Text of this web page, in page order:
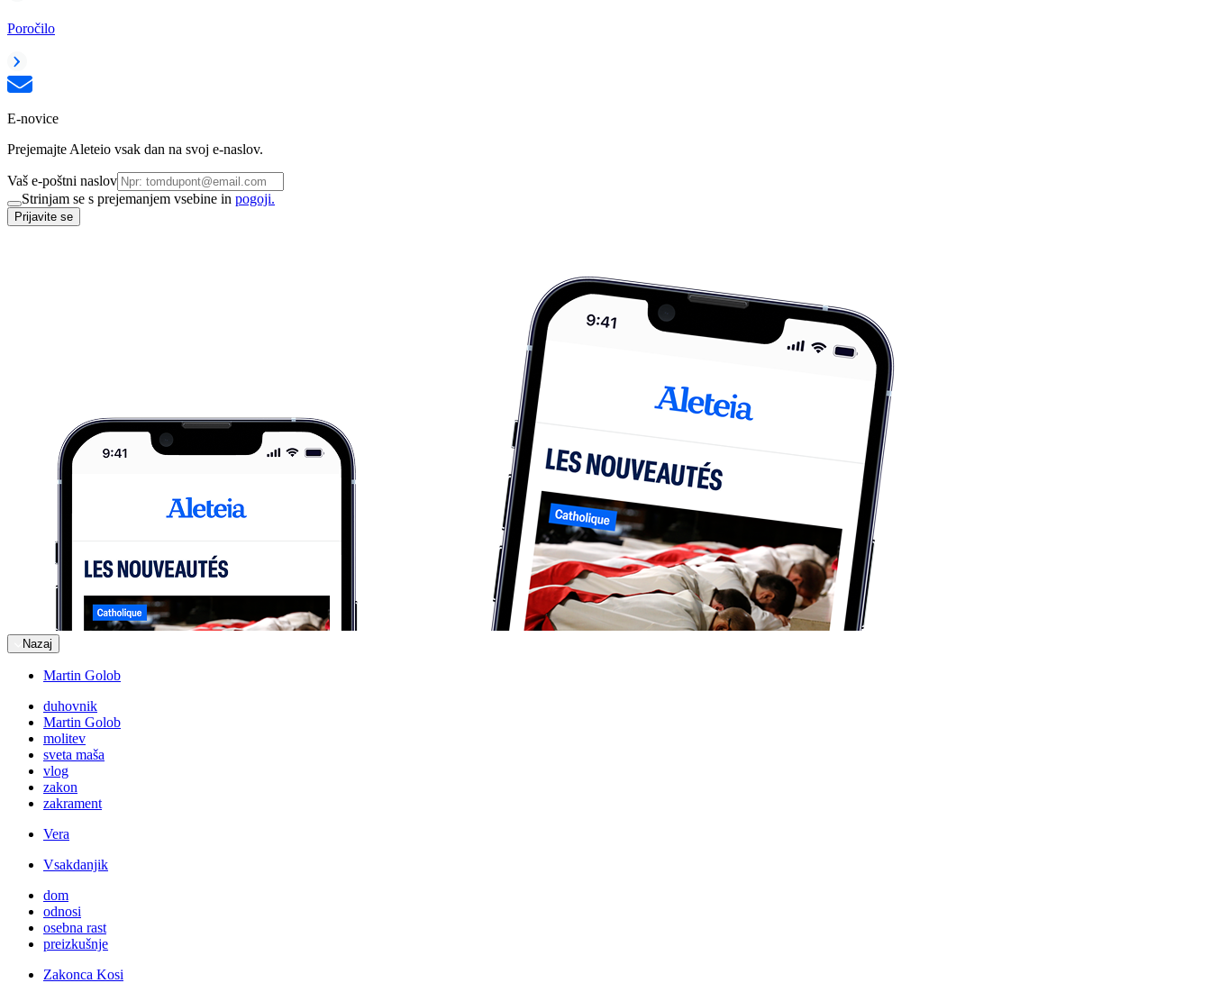
Poročilo
E-novice
Prejemajte Aleteio vsak dan na svoj e-naslov.
Vaš e-poštni naslov
Strinjam se s prejemanjem vsebine in pogoji.
Prijavite se
Nazaj
Martin Golob
duhovnik
Martin Golob
molitev
sveta maša
vlog
zakon
zakrament
Vera
Vsakdanjik
dom
odnosi
osebna rast
preizkušnje
Zakonca Kosi